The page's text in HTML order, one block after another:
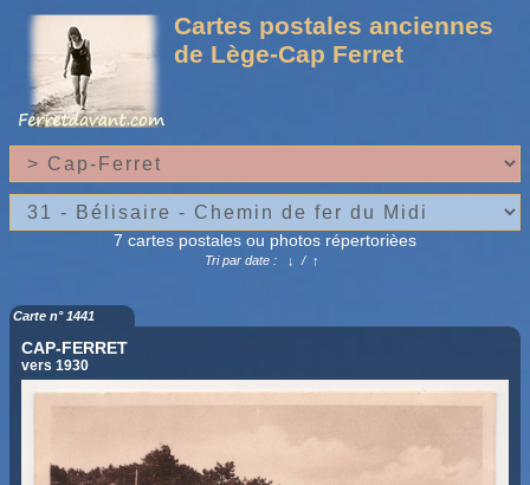
Cartes postales anciennes
de Lège-Cap Ferret
7 cartes postales ou photos répertorièes
Tri par date : ↓ /↑
Carte n° 1441
CAP-FERRET
vers 1930